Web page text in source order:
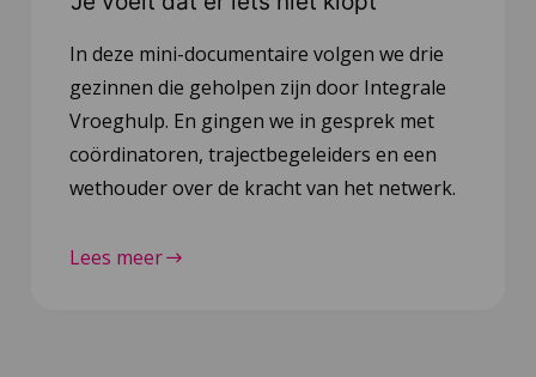
In deze mini-documentaire volgen we drie
gezinnen die geholpen zijn door Integrale
Vroeghulp. En gingen we in gesprek met
coördinatoren, trajectbegeleiders en een
wethouder over de kracht van het netwerk.
Lees meer